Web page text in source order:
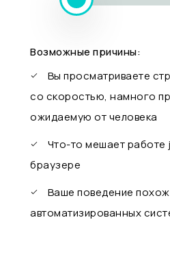
Возможные причины:
Вы просматриваете
со скоростью, намного
ожидаемую от человека
Что-то мешает
браузере
Ваше поведение
автоматизированных